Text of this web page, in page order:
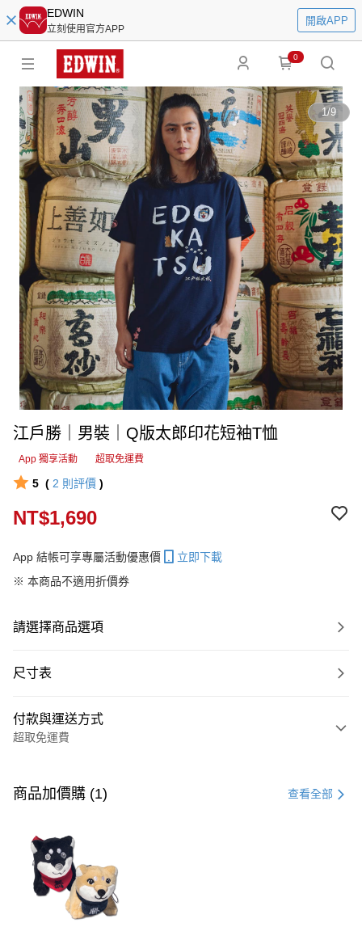
EDWIN
立刻使用官方APP
開啟APP
0
1/9
江戶勝｜男裝｜Q版太郎印花短袖T恤
App 獨享活動 超取免運費
5 ( 2 則評價 )
NT$1,690
App 結帳可享專屬活動優惠價
立即下載
※ 本商品不適用折價券
請選擇商品選項
尺寸表
付款與運送方式
超取免運費
信用卡一次付款
LINE Pay
AFTEE先享後付
【關於「AFTEE先享後付」】
商品加價購 (1) 查看全部